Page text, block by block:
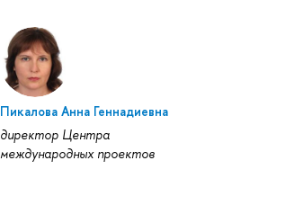
Пикалова Анна Геннадиевна
директор Центра
международных проектов